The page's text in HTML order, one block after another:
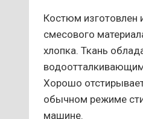
Костюм изготовлен
смесового
хлопка. Ткань
Хорошо
обычном режиме
машине.